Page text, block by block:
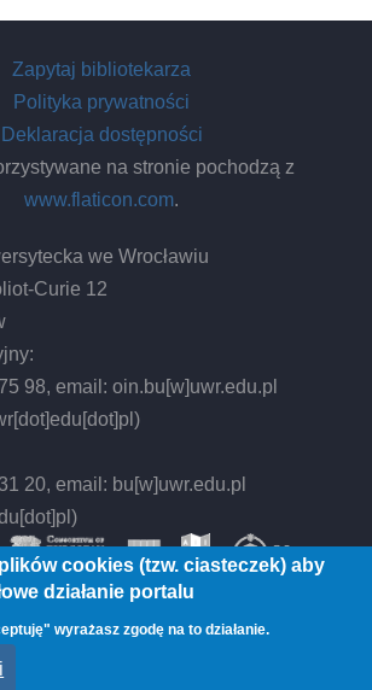
Zapytaj bibliotekarza
Polityka prywatności
Deklaracja dostępności
na stronie pochodzą z
www.flaticon.com.
we Wrocławiu
Curie 12
98, email:oin.bu[w]uwr.edu.pl
20, email: bu[w]uwr.edu.pl
we Wrocławiu,
cookies (tzw. ciasteczek) aby
działanie portalu
wyrażasz zgodę na to działanie.